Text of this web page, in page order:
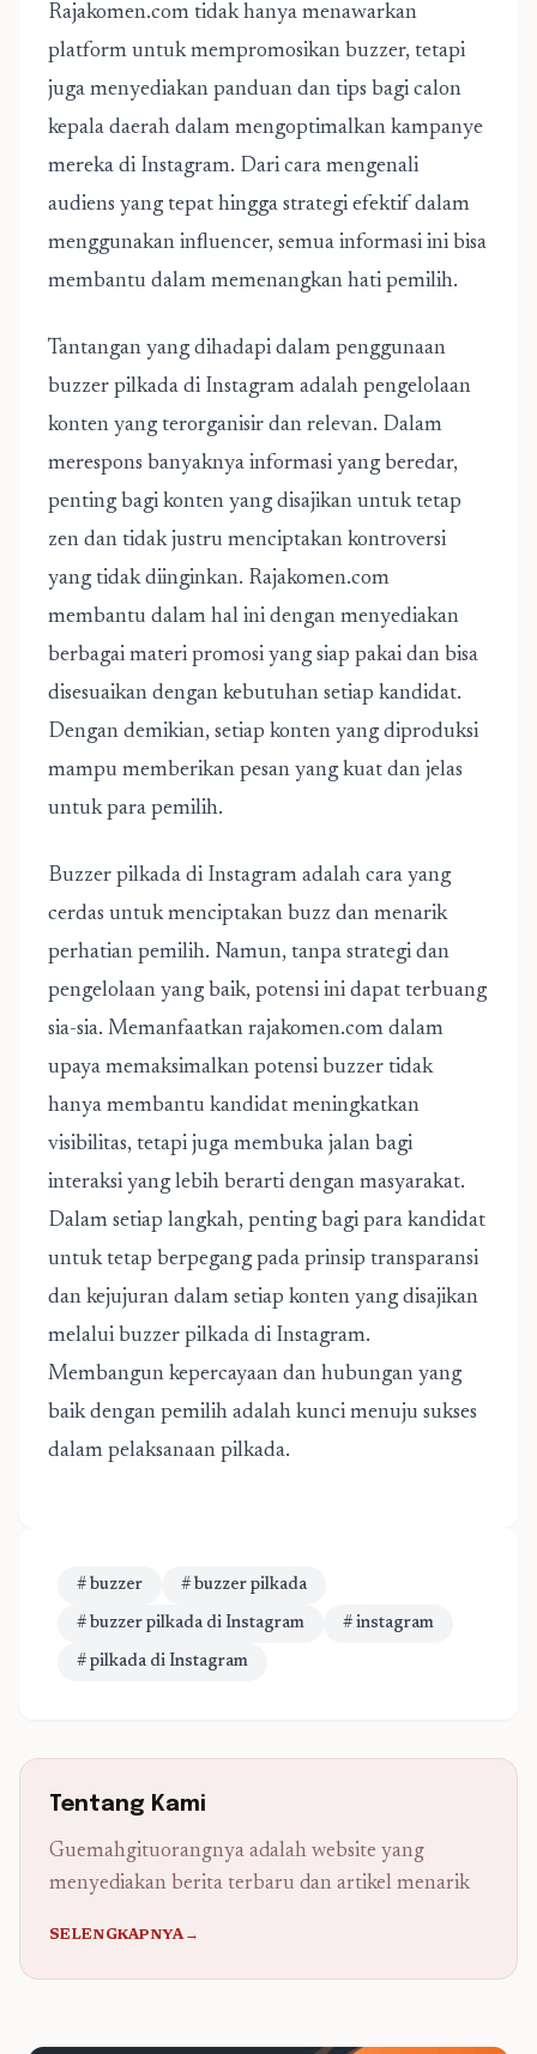
Rajakomen.com tidak hanya menawarkan
platform untuk mempromosikan buzzer, tetapi
juga menyediakan panduan dan tips bagi calon
kepala daerah dalam mengoptimalkan kampanye
mereka di Instagram. Dari cara mengenali
audiens yang tepat hingga strategi efektif dalam
menggunakan influencer, semua informasi ini bisa
membantu dalam memenangkan hati pemilih.
Tantangan yang dihadapi dalam penggunaan
buzzer pilkada di Instagram adalah pengelolaan
konten yang terorganisir dan relevan. Dalam
merespons banyaknya informasi yang beredar,
penting bagi konten yang disajikan untuk tetap
zen dan tidak justru menciptakan kontroversi
yang tidak diinginkan. Rajakomen.com
membantu dalam hal ini dengan menyediakan
berbagai materi promosi yang siap pakai dan bisa
disesuaikan dengan kebutuhan setiap kandidat.
Dengan demikian, setiap konten yang diproduksi
mampu memberikan pesan yang kuat dan jelas
untuk para pemilih.
Buzzer pilkada di Instagram adalah cara yang
cerdas untuk menciptakan buzz dan menarik
perhatian pemilih. Namun, tanpa strategi dan
pengelolaan yang baik, potensi ini dapat terbuang
sia-sia. Memanfaatkan rajakomen.com dalam
upaya memaksimalkan potensi buzzer tidak
hanya membantu kandidat meningkatkan
visibilitas, tetapi juga membuka jalan bagi
interaksi yang lebih berarti dengan masyarakat.
Dalam setiap langkah, penting bagi para kandidat
untuk tetap berpegang pada prinsip transparansi
dan kejujuran dalam setiap konten yang disajikan
melalui buzzer pilkada di Instagram.
Membangun kepercayaan dan hubungan yang
baik dengan pemilih adalah kunci menuju sukses
dalam pelaksanaan pilkada.
# buzzer # buzzer pilkada
# buzzer pilkada di Instagram # instagram
# pilkada di Instagram
Tentang Kami
Guemahgituorangnya adalah website yang
menyediakan berita terbaru dan artikel menarik
SELENGKAPNYA→